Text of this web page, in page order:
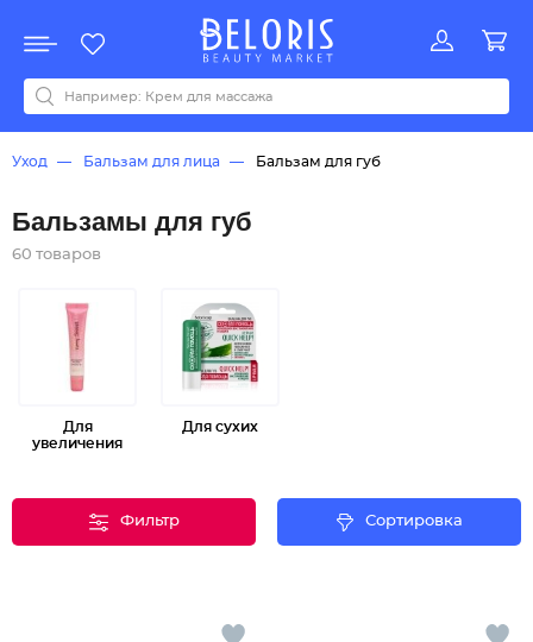
Акции
Все бренды
0-9ABCDEFGHIJKLMNOPQRSTUVWYZАБВДЗИМОКЛНПРСТУФ
Уход Бальзам для лица Бальзам для губ
Бальзамы для губ
60 товаров
Для
увеличения
Для сухих
Фильтр Сортировка